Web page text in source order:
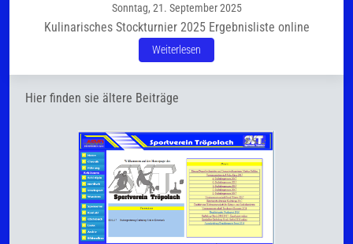
Sonntag, 21. September 2025
Kulinarisches Stockturnier 2025 Ergebnisliste online
Weiterlesen
Hier finden sie ältere Beiträge